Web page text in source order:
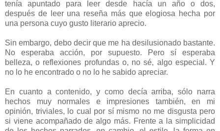
tenía apuntado para leer desde hacía un año o dos,
después de leer una reseña más que elogiosa hecha por
una persona cuyo gusto literario aprecio.
Sin embargo, debo decir que me ha desilusionado bastante.
No esperaba acción, por supuesto. Pero sí esperaba
belleza, o reflexiones profundas o, no sé, algo especial. Y
no lo he encontrado o no lo he sabido apreciar.
En cuanto a contenido, y como decía arriba, sólo narra
hechos muy normales e impresiones también, en mi
opinión, triviales, lo cual por sí mismo no me disgusta pero
si viene acompañado de algo más. Frente a la simplicidad